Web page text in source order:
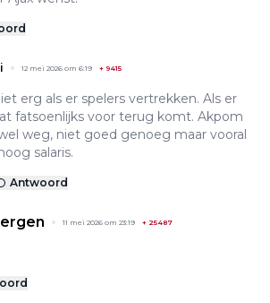
12 mei 2026 om 6:19 + 9415
erg als er spelers vertrekken. Als er
fatsoenlijks voor terug komt. Akpom
weg, niet goed genoeg maar vooral
salaris.
Antwoord
11 mei 2026 om 23:19 + 25487